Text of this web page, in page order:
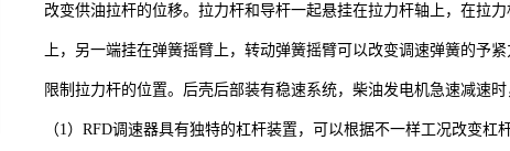
改变供油拉杆的位移。拉力杆和导杆一起悬挂在拉力杆轴上，在拉
上，另一端挂在弹簧摇臂上，转动弹簧摇臂可以改变调速弹簧的予
限制拉力杆的位置。后壳后部装有稳速系统，柴油发电机急速减速
（1）RFD调速器具有独特的杠杆装置，可以根据不一样工况改变